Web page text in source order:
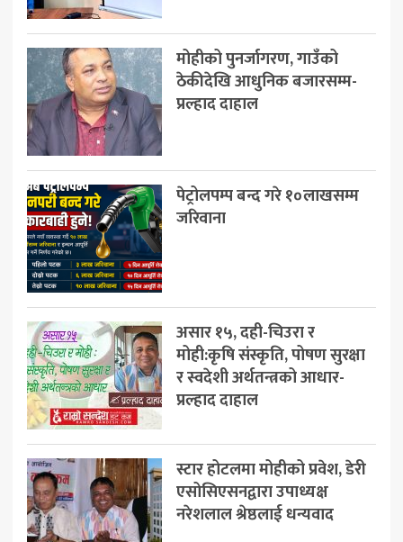
बिजनेस
अन्तराष्ट्रिय
प्रवास
खेलकुद
मनोरञ्जन
अन्य
मोहीको पुनर्जागरण, गाउँको
ठेकीदेखि आधुनिक बजारसम्म-
प्रल्हाद दाहाल
पेट्रोलपम्प बन्द गरे १०लाखसम्म
जरिवाना
असार १५, दही-चिउरा र
मोही:कृषि संस्कृति, पोषण सुरक्षा
र स्वदेशी अर्थतन्त्रको आधार-
प्रल्हाद दाहाल
स्टार होटलमा मोहीको प्रवेश, डेरी
एसोसिएसनद्वारा उपाध्यक्ष
नरेशलाल श्रेष्ठलाई धन्यवाद